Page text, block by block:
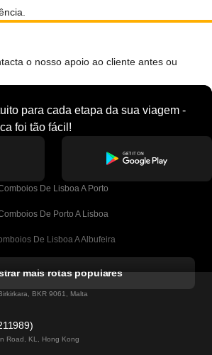
o nosso apoio ao cliente antes ou
para cada etapa da sua viagem -
foi tão fácil!
De Lisboa A Porto
De Porto A Lisboa
De Lisboa A Albufeira
De Lisboa A Lagos
De Lisboa A Madrid
mais rotas populares
1451)
BKR 9061, Malta
Road, KL, Hong Kong